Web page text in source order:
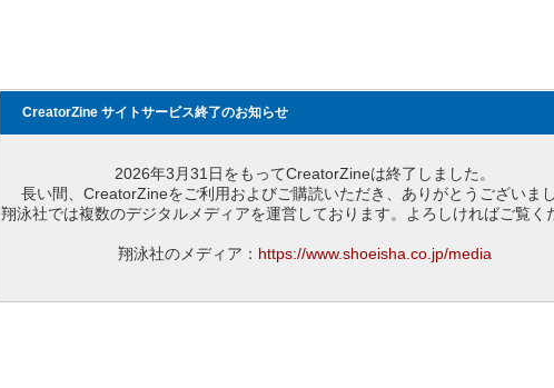
CreatorZine サイトサービス終了のお知らせ
2026年3月31日をもってCreatorZineは終了しました。
長い間、CreatorZineをご利用およびご購読いただき、ありがとうございまし
翔泳社では複数のデジタルメディアを運営しております。よろしければご覧く
翔泳社のメディア： https://www.shoeisha.co.jp/media